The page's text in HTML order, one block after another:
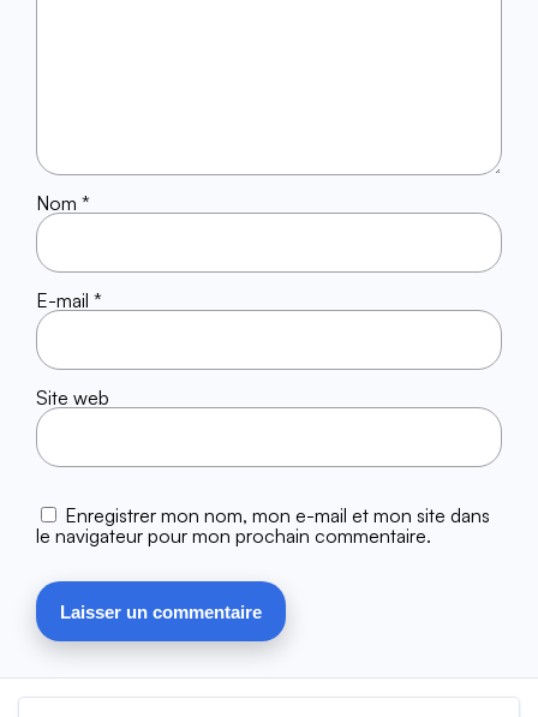
Nom *
E-mail *
Site web
Enregistrer mon nom, mon e-mail et mon site dans
le navigateur pour mon prochain commentaire.